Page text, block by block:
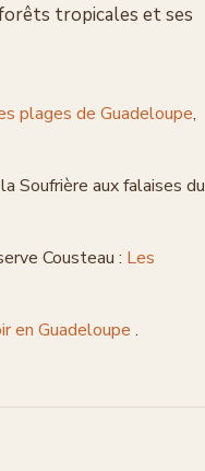
tropicales et ses
plages de Guadeloupe,
Soufrière aux falaises du
Cousteau : Les
en Guadeloupe .